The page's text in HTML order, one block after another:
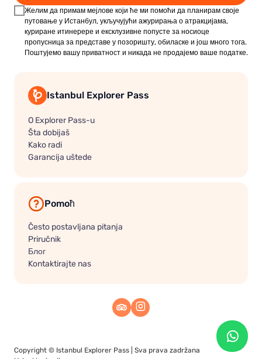
Желим да примам мејлове који ће ми помоћи да планирам своје
путовање у Истанбул, укључујући ажурирања о атракцијама,
куриране итинерере и ексклузивне попусте за носиоце
пропусница за представе у позоришту, обиласке и још много тога.
Поштујемо вашу приватност и никада не продајемо ваше податке.
Istanbul Explorer Pass
O Explorer Pass-u
Šta dobijaš
Kako radi
Garancija uštede
Pomoћ
Često postavljana pitanja
Priručnik
Блог
Kontaktirajte nas
Copyright © Istanbul Explorer Pass | Sva prava zadržana